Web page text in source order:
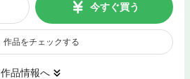
今すぐ買う
作品をチェックする
作品情報へ